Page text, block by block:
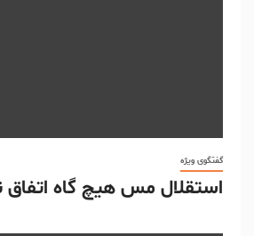
گفتگوی ویژه
استقلال مس هیچ گاه اتفاق